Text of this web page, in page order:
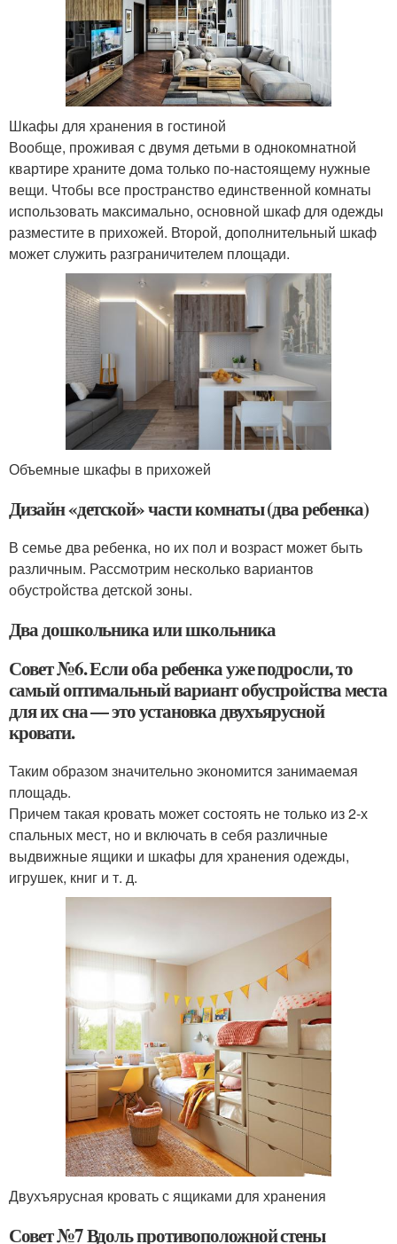
Шкафы для хранения в гостиной
Вообще, проживая с двумя детьми в однокомнатной
квартире храните дома только по-настоящему нужные
вещи. Чтобы все пространство единственной комнаты
использовать максимально, основной шкаф для одежды
разместите в прихожей. Второй, дополнительный шкаф
может служить разграничителем площади.
Объемные шкафы в прихожей
Дизайн «детской» части комнаты (два ребенка)
В семье два ребенка, но их пол и возраст может быть
различным. Рассмотрим несколько вариантов
обустройства детской зоны.
Два дошкольника или школьника
Совет №6. Если оба ребенка уже подросли, то
самый оптимальный вариант обустройства места
для их сна — это установка двухъярусной
кровати.
Таким образом значительно экономится занимаемая
площадь.
Причем такая кровать может состоять не только из 2-х
спальных мест, но и включать в себя различные
выдвижные ящики и шкафы для хранения одежды,
игрушек, книг и т. д.
Двухъярусная кровать с ящиками для хранения
Совет №7 Вдоль противоположной стены